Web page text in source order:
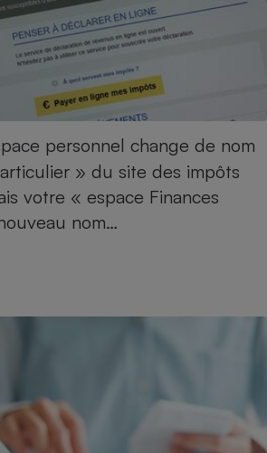
personnel change de nom
» du site des impôts
votre « espace Finances
nom…